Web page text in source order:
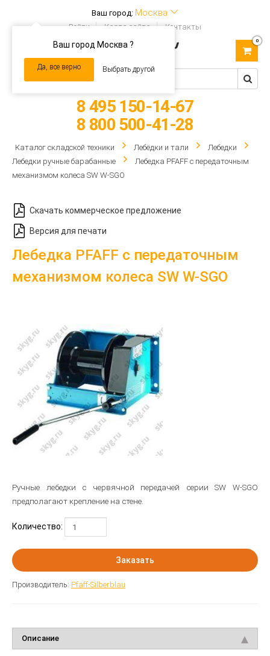
Ваш город: Москва
Ваш город Москва ?
Да, все верно Выбрать другой
Войти Карта сайта Контакты
navigation
0
8 495 150-14-67
8 800 500-41-28
Каталог складской техники Лебёдки и тали
Лебедки
Лебедки ручные барабанные
Лебедка PFAFF с передаточным
механизмом колеса SW W-SGO
Скачать коммерческое предложение
Версия для печати
Лебедка PFAFF с передаточным
механизмом колеса SW W-SGO
Ручные лебедки с червячной передачей серии SW W-SGO
предполагают крепление на стене.
Количество:
Заказать
Производитель: Pfaff-Silberblau
Описание